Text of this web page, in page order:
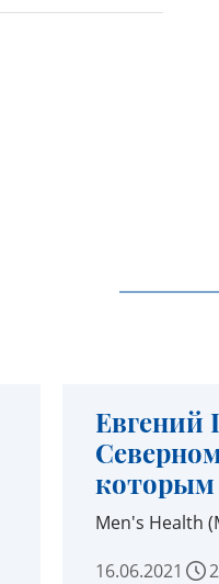
Евгений
которым
Men's Health
16.06.2021